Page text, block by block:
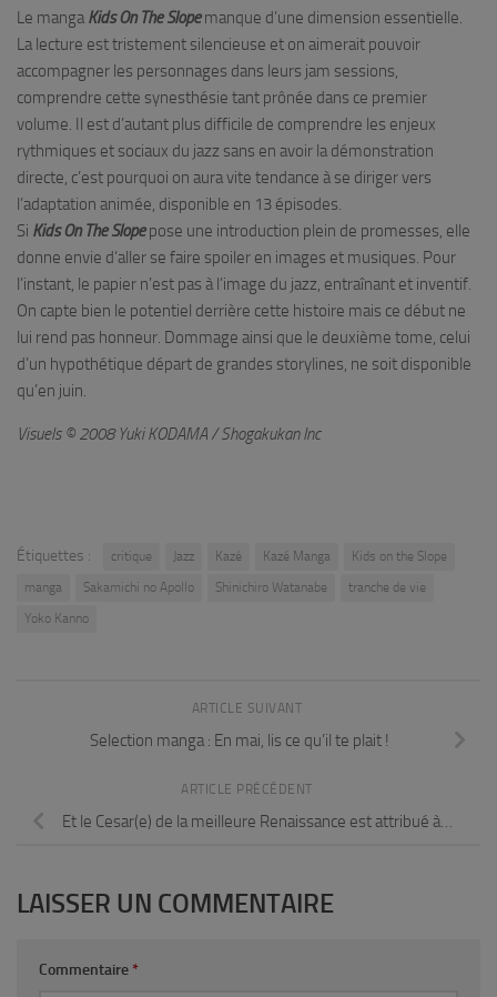
Le manga Kids On The Slope manque d’une dimension essentielle.
La lecture est tristement silencieuse et on aimerait pouvoir
accompagner les personnages dans leurs jam sessions,
comprendre cette synesthésie tant prônée dans ce premier
volume. Il est d’autant plus difficile de comprendre les enjeux
rythmiques et sociaux du jazz sans en avoir la démonstration
directe, c’est pourquoi on aura vite tendance à se diriger vers
l’adaptation animée, disponible en 13 épisodes.
Si Kids On The Slope pose une introduction plein de promesses, elle
donne envie d’aller se faire spoiler en images et musiques. Pour
l’instant, le papier n’est pas à l’image du jazz, entraînant et inventif.
On capte bien le potentiel derrière cette histoire mais ce début ne
lui rend pas honneur. Dommage ainsi que le deuxième tome, celui
d’un hypothétique départ de grandes storylines, ne soit disponible
qu’en juin.
Visuels © 2008 Yuki KODAMA / Shogakukan Inc
Étiquettes : critique Jazz Kazé Kazé Manga
Kids on the Slope
manga
Sakamichi no Apollo Shinichiro Watanabe
tranche de vie
Yoko Kanno
ARTICLE SUIVANT
Selection manga : En mai, lis ce qu’il te plait !
ARTICLE PRÉCÉDENT
Et le Cesar(e) de la meilleure Renaissance est attribué à…
LAISSER UN COMMENTAIRE
Commentaire *